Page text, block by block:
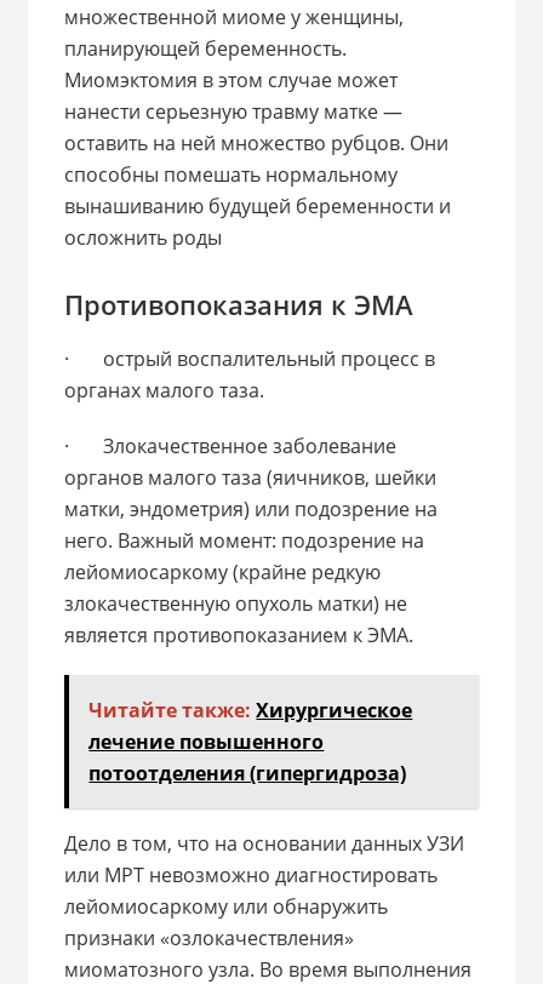
множественной миоме у женщины,
планирующей беременность.
Миомэктомия в этом случае может
нанести серьезную травму матке —
оставить на ней множество рубцов. Они
способны помешать нормальному
вынашиванию будущей беременности и
осложнить роды
Противопоказания к ЭМА
· острый воспалительный процесс в
органах малого таза.
· Злокачественное заболевание
органов малого таза (яичников, шейки
матки, эндометрия) или подозрение на
него. Важный момент: подозрение на
лейомиосаркому (крайне редкую
злокачественную опухоль матки) не
является противопоказанием к ЭМА.
Читайте также: Хирургическое
лечение повышенного
потоотделения (гипергидроза)
Дело в том, что на основании данных УЗИ
или МРТ невозможно диагностировать
лейомиосаркому или обнаружить
признаки «озлокачествления»
миоматозного узла. Во время выполнения